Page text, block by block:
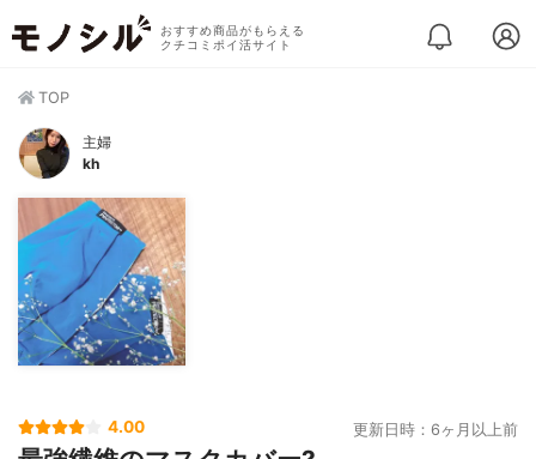
おすすめ商品がもらえる
クチコミポイ活サイト
TOP
主婦
kh
4.00 更新日時：6ヶ月以上前